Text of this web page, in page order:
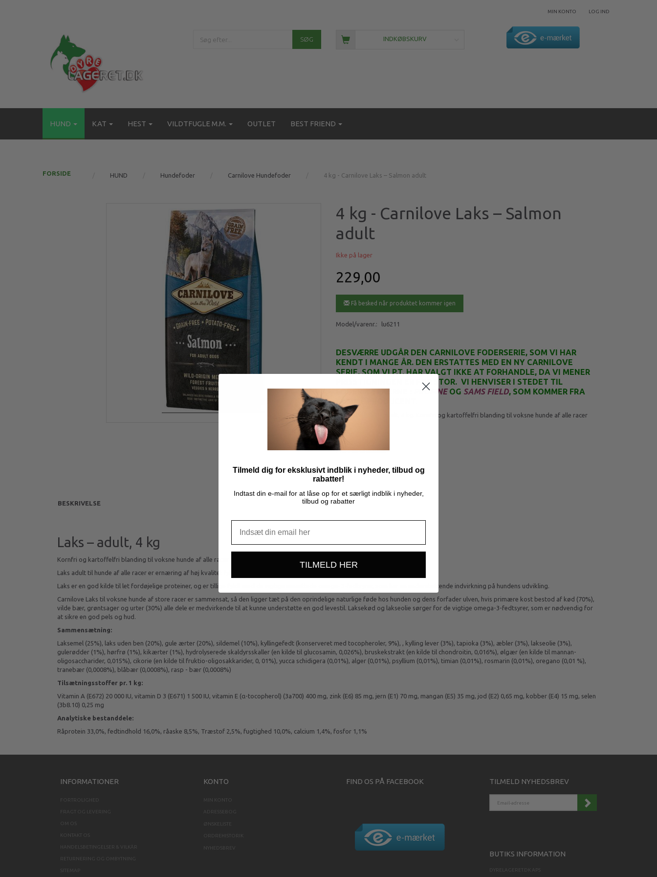
LOG IND
MIN KONTO
SØG INDKØBSKURV
HUND KAT HEST VILDTFUGLE M.M. OUTLET BEST FRIEND
FORSIDE HUND Hundefoder Carnilove Hundefoder 4 kg - Carnilove Laks – Salmon adult
4 kg - Carnilove Laks – Salmon
adult
Ikke på lager
229,00
Få besked når produktet kommer igen
Model/varenr.: lu6211
DESVÆRRE UDGÅR DEN CARNILOVE FODERSERIE, SOM VI HAR
KENDT I MANGE ÅR. DEN ERSTATTES MED EN NY CARNILOVE
SERIE, SOM VI P.T. HAR VALGT IKKE AT FORHANDLE, DA VI MENER
PRISSTIGNINGEN ER FOR STOR. VI HENVISER I STEDET TIL
FODERMÆRKERNE :
PROFINEOG SAMS FIELD, SOM KOMMER FRA
Carnilove Laks – adult, 4 kg. Kornfri og kartoffelfri blanding til voksne hunde af alle racer
>25 kg
Mere information
BESKRIVELSE
Laks – adult, 4 kg
Kornfri og kartoffelfri blanding til voksne hunde af alle racer
Laks adult til hunde af alle racer er ernæring af høj kvalitet fyldt med essentielle aminosyrer, vitaminer og mineraler.
Laks er en god kilde til let fordøjelige proteiner, og er tillige fyldt med de vigtige umættede omega-3-fedtsyrer, som har en understøttende indvirkning på hundens udvikling.
Carnilove Laks til voksne hunde af store racer er sammensat, så den ligger tæt på den oprindelige naturlige føde hos hunden og dens forfader ulven, hvis primære kost bestod af kød (70%),
vilde bær, grøntsager og urter (30%) alle dele er medvirkende til at kunne understøtte en god levestil. Laksekød og lakseolie sørger for de vigtige omega-3-fedtsyrer, som er nødvendig for
at sikre en god pels og hud.
Sammensætning:
Laksemel (25%), laks uden ben (20%), gule ærter (20%), sildemel (10%), kyllingefedt (konserveret med tocopheroler, 9%), , kylling lever (3%), tapioka (3%), æbler (3%), lakseolie (3%),
gulerødder (1%), hørfrø (1%), kikærter (1%), hydrolyserede skaldyrsskaller (en kilde til glucosamin, 0,026%), bruskekstrakt (en kilde til chondroitin, 0,016%), ølgær (en kilde til mannan-
oligosaccharider, 0,015%), cikorie (en kilde til fruktio-oligosakkarider, 0, 01%), yucca schidigera (0,01%), alger (0,01%), psyllium (0,01%), timian (0,01%), rosmarin (0,01%), oregano (0,01 %),
tranebær (0,0008%), blåbær (0,0008%), rasp - bær (0,0008%)
Tilsætningsstoffer pr. 1 kg:
Vitamin A (E672) 20 000 IU, vitamin D 3 (E671) 1 500 IU, vitamin E (α-tocopherol) (3a700) 400 mg, zink (E6) 85 mg, jern (E1) 70 mg, mangan (E5) 35 mg, jod (E2) 0,65 mg, kobber (E4) 15 mg, selen
(3b8.10) 0,25 mg
Analytiske bestanddele:
Råprotein 33,0%, fedtindhold 16,0%, råaske 8,5%, Træstof 2,5%, fugtighed 10,0%, calcium 1,4%, fosfor 1,1%
INFORMATIONER
FORTROLIGHED
FRAGT OG LEVERING
OM OS
KONTAKT OS
HANDELSBETINGELSER & VILKÅR
RETURNERING OG OMBYTNING
SITEMAP
KONTO
MIN KONTO
ADRESSEBOG
ØNSKELISTE
ORDREHISTORIK
NYHEDSBREV
FIND OS PÅ FACEBOOK TILMELD NYHEDSBREV
ADRESSE
BUTIKS INFORMATION
DYRELAGERET.DK APS
Tilmeld dig for eksklusivt indblik i nyheder, tilbud og
rabatter!
Indtast din e-mail for at låse op for et særligt indblik i nyheder,
tilbud og rabatter
TILMELD HER